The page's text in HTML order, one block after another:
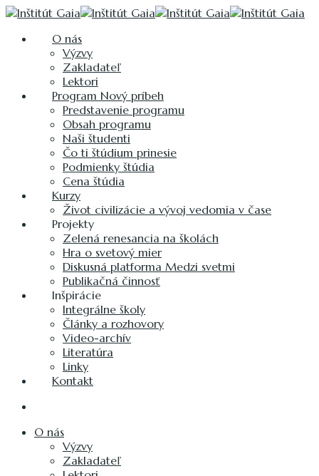
O nás
Výzvy
Zakladateľ
Lektori
Program Nový príbeh
Predstavenie programu
Obsah programu
Naši študenti
Čo ti štúdium prinesie
Podmienky štúdia
Cena štúdia
Kurzy
Život civilizácie a vývoj vedomia v čase
Projekty
Zelená renesancia na školách
Hra o svetový mier
Diskusná platforma Medzi svetmi
Publikačná činnosť
Inšpirácie
Integrálne školy
Články a rozhovory
Video-archív
Literatúra
Linky
Kontakt
O nás
Výzvy
Zakladateľ